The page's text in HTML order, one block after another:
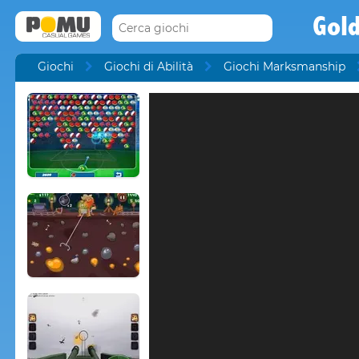
Giochi Giochi di Abilità Giochi Marksmanship